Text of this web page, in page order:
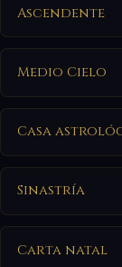
Ascendente
Medio Cielo
Casa
Sinastría
Carta natal